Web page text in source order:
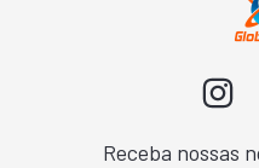
Receba nossas